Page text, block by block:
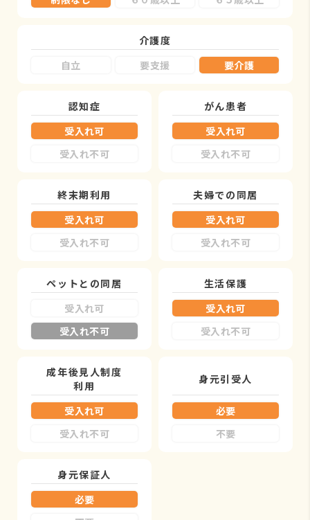
介護度
自立
要支援 要介護
認知症
受入れ可
受入れ不可
がん患者
受入れ可
受入れ不可
終末期利用
受入れ可
受入れ不可
夫婦での同居
受入れ可
受入れ不可
ペットとの同居
受入れ可
受入れ不可
生活保護
受入れ可
受入れ不可
成年後見人制度
利用
受入れ可
受入れ不可
身元引受人
必要
不要
身元保証人
必要